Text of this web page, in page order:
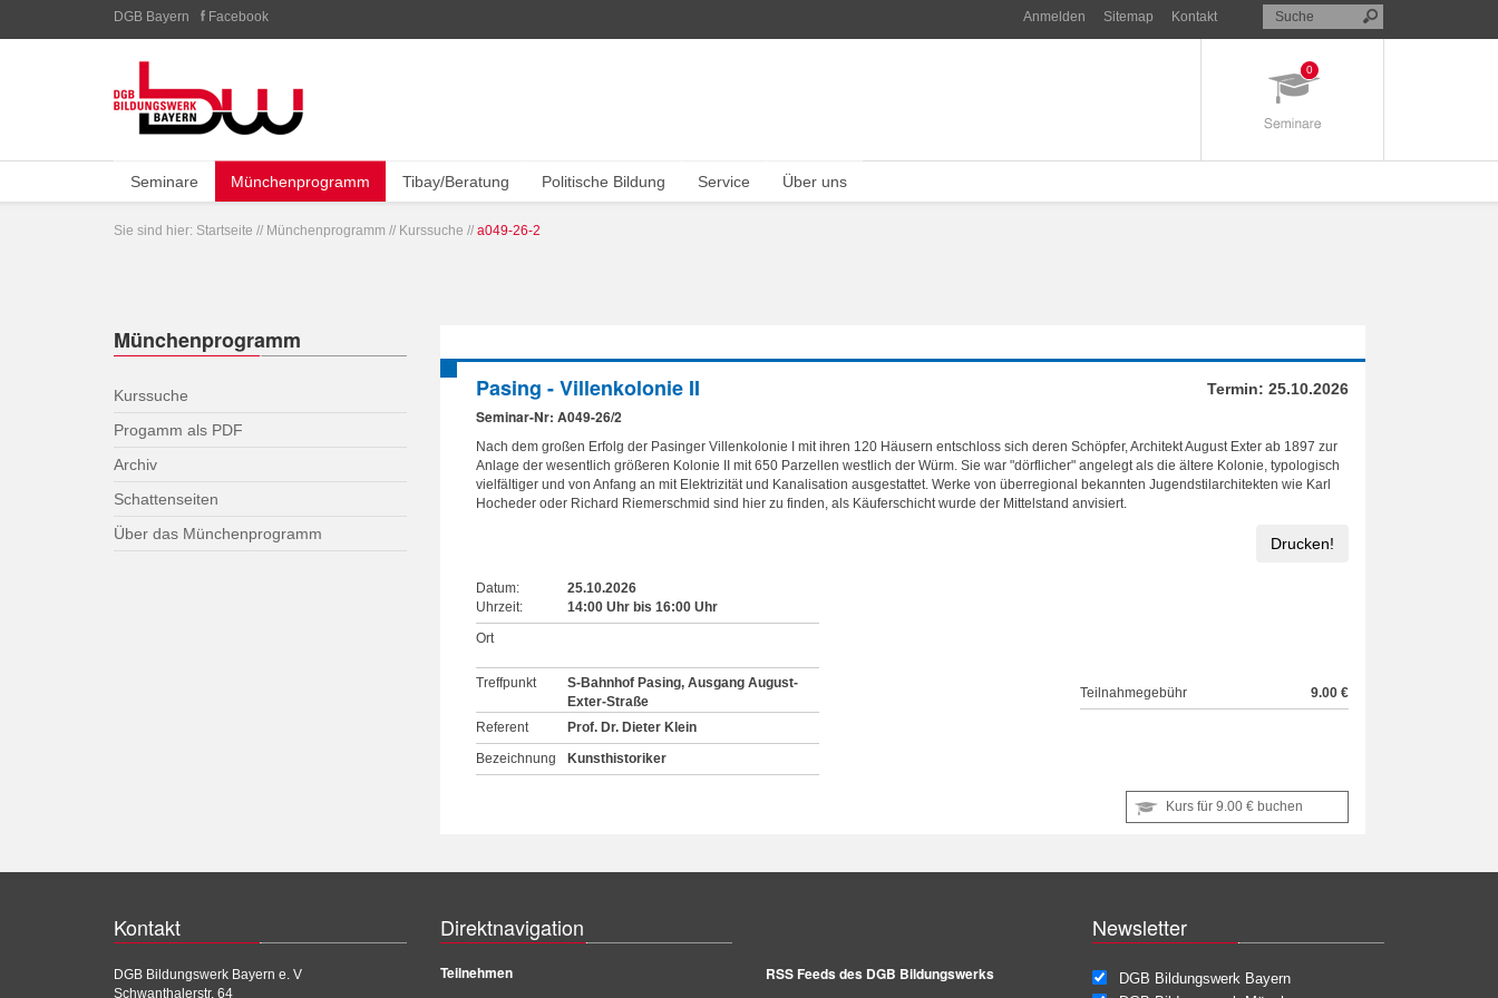
DGB Bayern Facebook Anmelden Sitemap Kontakt
0
Seminare Münchenprogramm Tibay/Beratung Politische Bildung Service Über uns
Sie sind hier: Startseite // Münchenprogramm // Kurssuche // a049-26-2
Münchenprogramm
Kurssuche
Progamm als PDF
Archiv
Schattenseiten
Über das Münchenprogramm
Pasing - Villenkolonie II Termin: 25.10.2026
Seminar-Nr: A049-26/2
Nach dem großen Erfolg der Pasinger Villenkolonie I mit ihren 120 Häusern entschloss sich deren Schöpfer, Architekt August Exter ab 1897 zur
Anlage der wesentlich größeren Kolonie II mit 650 Parzellen westlich der Würm. Sie war "dörflicher" angelegt als die ältere Kolonie, typologisch
vielfältiger und von Anfang an mit Elektrizität und Kanalisation ausgestattet. Werke von überregional bekannten Jugendstilarchitekten wie Karl
Hocheder oder Richard Riemerschmid sind hier zu finden, als Käuferschicht wurde der Mittelstand anvisiert.
Drucken!
Datum:
Uhrzeit:
25.10.2026
14:00 Uhrbis 16:00Uhr
Ort
Treffpunkt
S-Bahnhof Pasing, Ausgang August-
Exter-Straße
Referent
Prof. Dr. Dieter Klein
Bezeichnung
Kunsthistoriker
Teilnahmegebühr 9.00 €
Kurs für 9.00 € buchen
Kontakt
DGB Bildungswerk Bayern e. V
Schwanthalerstr. 64
Direktnavigation
Teilnehmen RSS Feeds des DGB Bildungswerks
Newsletter
DGB Bildungswerk Bayern